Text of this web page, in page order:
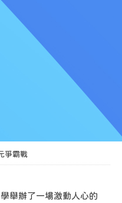
爭霸戰
舉辦了一場激動人心的